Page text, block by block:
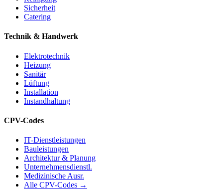
Sicherheit
Catering
Technik & Handwerk
Elektrotechnik
Heizung
Sanitär
Lüftung
Installation
Instandhaltung
CPV-Codes
IT-Dienstleistungen
Bauleistungen
Architektur & Planung
Unternehmensdienstl.
Medizinische Ausr.
Alle CPV-Codes →